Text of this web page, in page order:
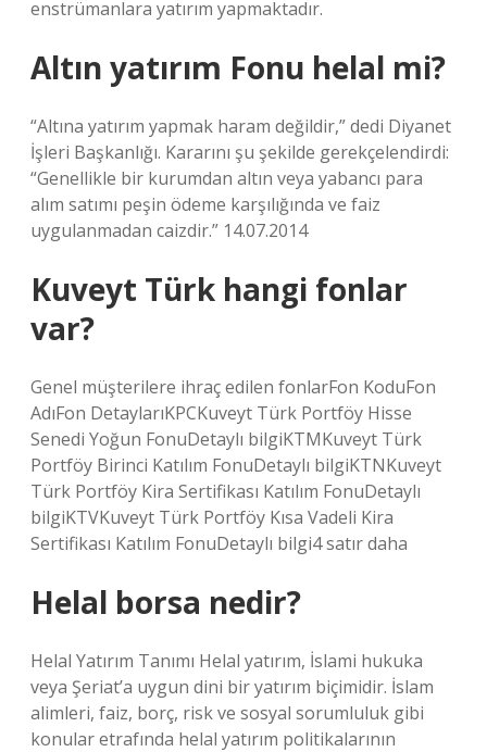
enstrümanlara yatırım yapmaktadır.
Altın yatırım Fonu helal mi?
“Altına yatırım yapmak haram değildir,” dedi Diyanet
İşleri Başkanlığı. Kararını şu şekilde gerekçelendirdi:
“Genellikle bir kurumdan altın veya yabancı para
alım satımı peşin ödeme karşılığında ve faiz
uygulanmadan caizdir.” 14.07.2014
Kuveyt Türk hangi fonlar
var?
Genel müşterilere ihraç edilen fonlarFon KoduFon
AdıFon DetaylarıKPCKuveyt Türk Portföy Hisse
Senedi Yoğun FonuDetaylı bilgiKTMKuveyt Türk
Portföy Birinci Katılım FonuDetaylı bilgiKTNKuveyt
Türk Portföy Kira Sertifikası Katılım FonuDetaylı
bilgiKTVKuveyt Türk Portföy Kısa Vadeli Kira
Sertifikası Katılım FonuDetaylı bilgi4 satır daha
Helal borsa nedir?
Helal Yatırım Tanımı Helal yatırım, İslami hukuka
veya Şeriat’a uygun dini bir yatırım biçimidir. İslam
alimleri, faiz, borç, risk ve sosyal sorumluluk gibi
konular etrafında helal yatırım politikalarının